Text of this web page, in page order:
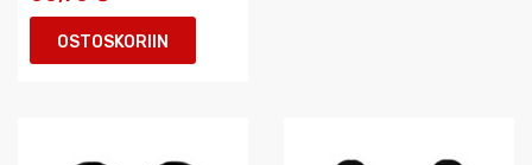
OSTOSKORIIN